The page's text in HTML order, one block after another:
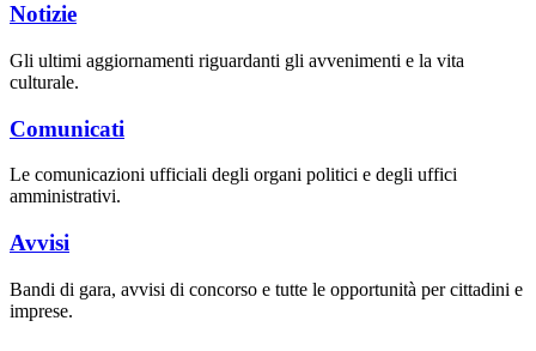
Notizie
Gli ultimi aggiornamenti riguardanti gli avvenimenti e la vita
culturale.
Comunicati
Le comunicazioni ufficiali degli organi politici e degli uffici
amministrativi.
Avvisi
Bandi di gara, avvisi di concorso e tutte le opportunità per cittadini e
imprese.